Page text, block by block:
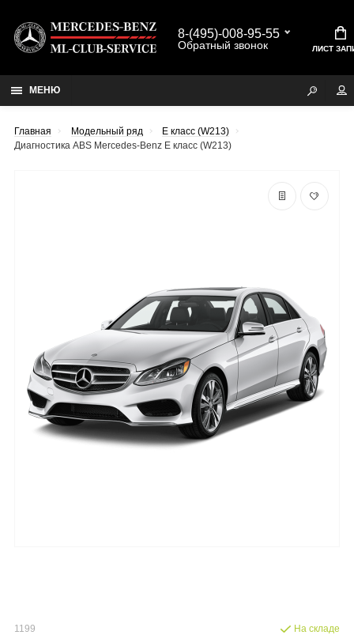
8-(495)-008-95-55
Обратный звонок ЛИСТ
МЕНЮ
Главная Модельный ряд
E класс (W213)
Диагностика ABS Mercedes-Benz E класс (W213)
1199 На складе